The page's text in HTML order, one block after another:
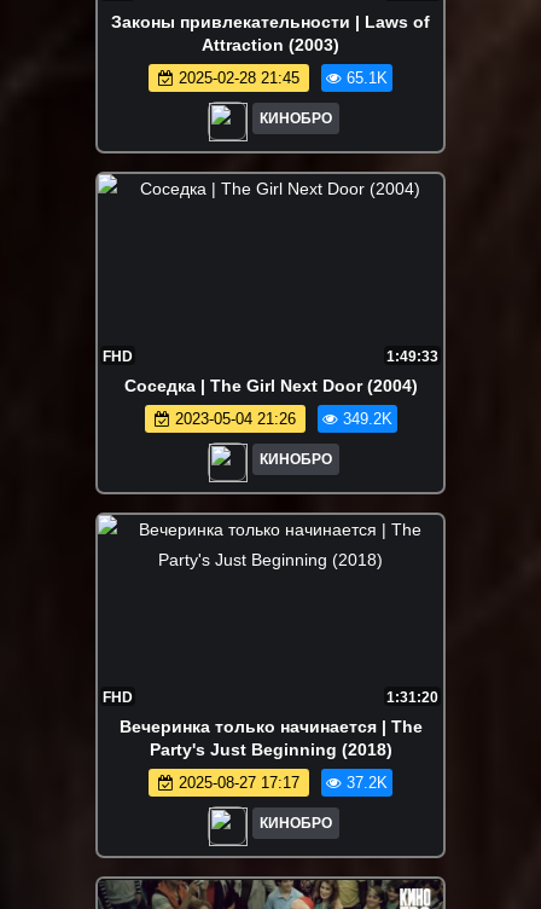
Законы привлекательности | Laws of
Attraction (2003)
2025-02-28 21:45 65.1K
КИНОБРО
FHD 1:49:33
Соседка | The Girl Next Door (2004)
2023-05-04 21:26 349.2K
КИНОБРО
FHD 1:31:20
Вечеринка только начинается | The
Party's Just Beginning (2018)
2025-08-27 17:17 37.2K
КИНОБРО